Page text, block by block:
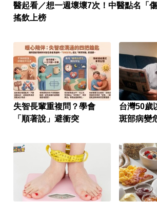
醫起看／想一週壞壞7次！中醫點名「
搖飲上榜
失智長輩重複問？學會
「順著說」避衝突
台灣50歲
斑部病變